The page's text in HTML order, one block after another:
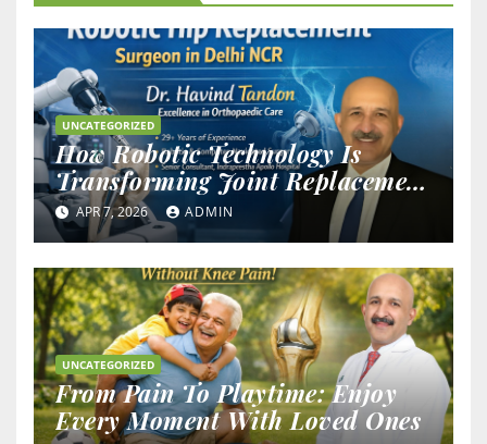
UNCATEGORIZED
How Robotic Technology Is
Transforming Joint Replacement
Outcomes
APR 7, 2026 ADMIN
UNCATEGORIZED
From Pain To Playtime: Enjoy
Every Moment With Loved Ones